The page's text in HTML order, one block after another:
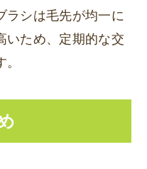
ラシは毛先が均一に
いため、定期的な交